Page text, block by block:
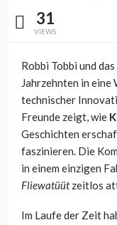
31
VIEWS
Robbi Tobbi und das
Jahrzehnten in
technischer
Freunde zeigt, wie
Geschichten
faszinieren. Die
in einem einzigen
Fliewatüützeitlos
Im Laufe der Zeit